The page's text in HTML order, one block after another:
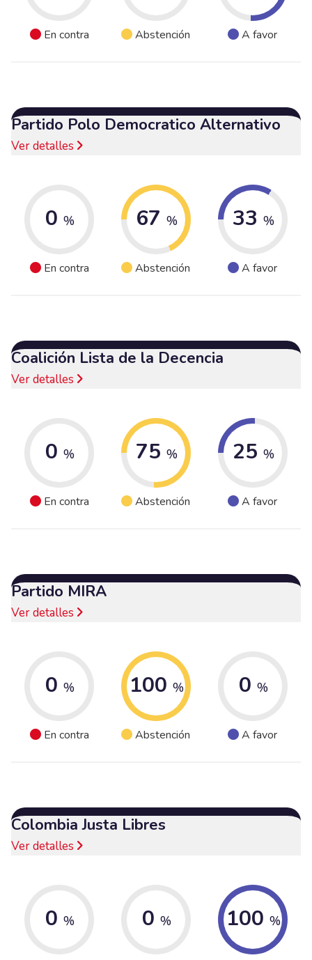
En contra Abstención A favor
Partido Polo Democratico Alternativo
Ver detalles
0 %
En contra
67 %
Abstención
33 %
A favor
Coalición Lista de la Decencia
Ver detalles
0 %
En contra
75 %
Abstención
25 %
A favor
Partido MIRA
Ver detalles
0 %
En contra
100 %
Abstención
0 %
A favor
Colombia Justa Libres
Ver detalles
0 % 0 % 100 %